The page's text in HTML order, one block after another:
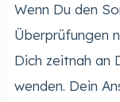
Wenn Du den
Überprüfungen
Dich zeitnah an
wenden. Dein